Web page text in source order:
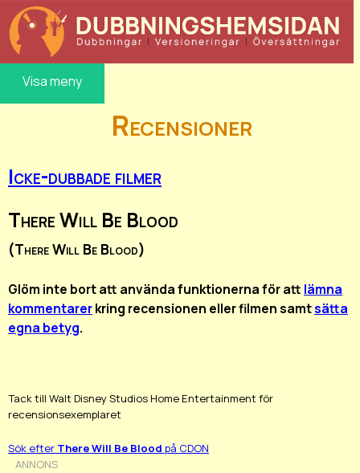
Visa meny
Recensioner
Icke-dubbade filmer
There Will Be Blood
(There Will Be Blood)
Glöm inte bort att använda funktionerna för att lämna
kommentarerkring recensionen eller filmen samtsätta
egna betyg.
Tack till Walt Disney Studios Home Entertainment för
recensionsexemplaret
Sök efter There Will Be Blood på CDON
ANNONS